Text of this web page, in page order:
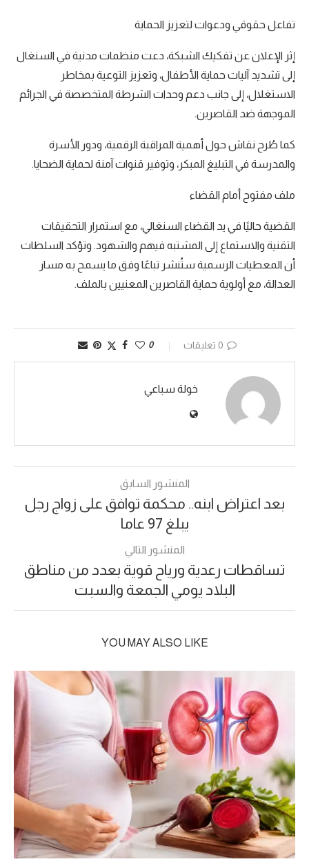
تفاعل حقوقي ودعوات لتعزيز الحماية
إثر الإعلان عن تفكيك الشبكة، دعت منظمات مدنية في السنغال
إلى تشديد آليات حماية الأطفال، وتعزيز التوعية بمخاطر
الاستغلال، إلى جانب دعم وحدات الشرطة المتخصصة في الجرائم
الموجهة ضد القاصرين.
كما طُرح نقاش حول أهمية المراقبة الرقمية، ودور الأسرة
والمدرسة في التبليغ المبكر، وتوفير قنوات آمنة لحماية الضحايا.
ملف مفتوح أمام القضاء
القضية حاليًا في يد القضاء السنغالي، مع استمرار التحقيقات
التقنية والاستماع إلى المشتبه فيهم والشهود. وتؤكد السلطات
أن المعطيات الرسمية ستُنشر تباعًا وفق ما يسمح به مسار
العدالة، مع أولوية حماية القاصرين المعنيين بالملف.
0 تعليقات 0
خولة سباعي
المنشور السابق
بعد اعتراض ابنه.. محكمة توافق على زواج رجل
يبلغ 97 عاما
المنشور التالي
تساقطات رعدية ورياح قوية بعدد من مناطق
البلاد يومي الجمعة والسبت
YOU MAY ALSO LIKE